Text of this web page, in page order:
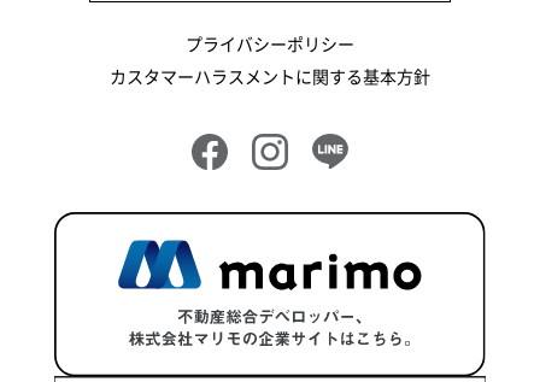
プライバシーポリシー
カスタマーハラスメントに関する基本方針